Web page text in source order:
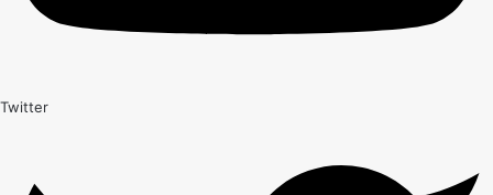
Twitter